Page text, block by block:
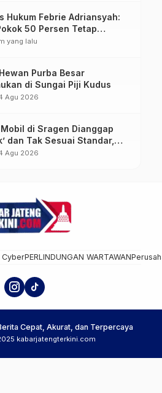
Hukum Febrie Adriansyah:
50 Persen Tetap
Tunjangan Disetop
yang lalu
Purba Besar
di Sungai Piji Kudus
Agu 2026
di Sragen Dianggap
dan Tak Sesuai Standar,
Kena Tilang
Agu 2026
CyberPERLINDUNGAN WARTAWAN
Cepat, Akurat, dan Terpercaya
kabarjatengterkini.com